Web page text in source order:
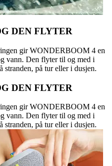
DEN FLYTER
gir WONDERBOOM 4 en
vann. Den flyter til og med i
stranden, på tur eller i dusjen.
DEN FLYTER
gir WONDERBOOM 4 en
vann. Den flyter til og med i
stranden, på tur eller i dusjen.